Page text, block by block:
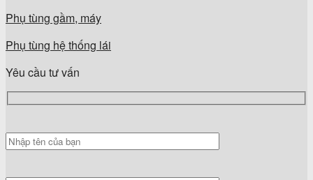
Phụ tùng gầm, máy
Phụ tùng hệ thống lái
Yêu cầu tư vấn